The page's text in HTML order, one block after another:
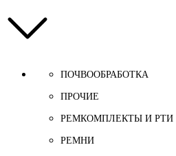
ПОЧВООБРАБОТКА
ПРОЧИЕ
РЕМКОМПЛЕКТЫ И РТИ
РЕМНИ